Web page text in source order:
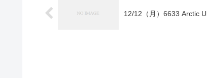
12/12（月）6633 Arctic